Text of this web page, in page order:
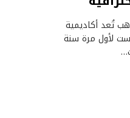
تُعد أكاديمية
لأول مرة سنة